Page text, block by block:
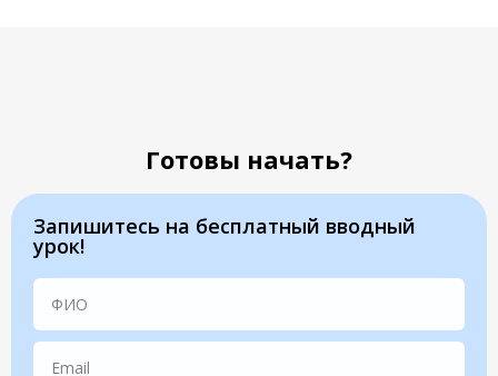
Готовы начать?
Запишитесь на бесплатный вводный
урок!